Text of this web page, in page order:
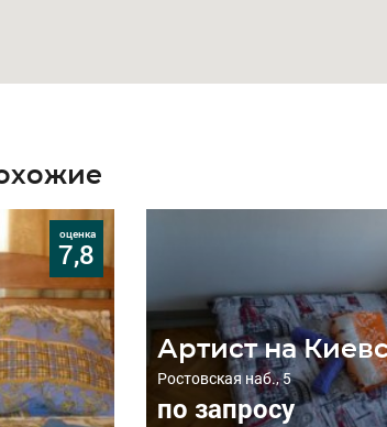
оценка
7,8
Артист на
Ростовская наб., 5
по запросу